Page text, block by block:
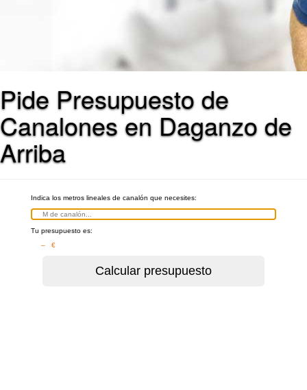
Pide Presupuesto de
Canalones en Daganzo de
Arriba
Indica los metros lineales de canalón que necesites:
Tu presupuesto es:
– €